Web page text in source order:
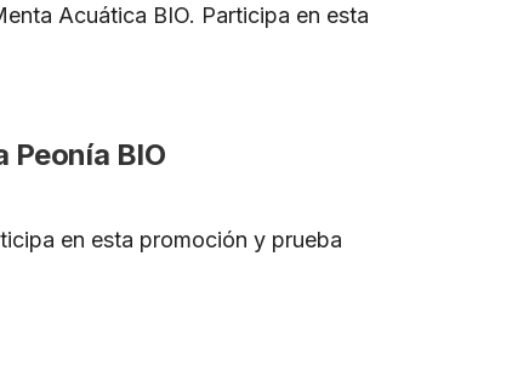
Acuática BIO. Participa en esta
Peonía BIO
en esta promoción y prueba